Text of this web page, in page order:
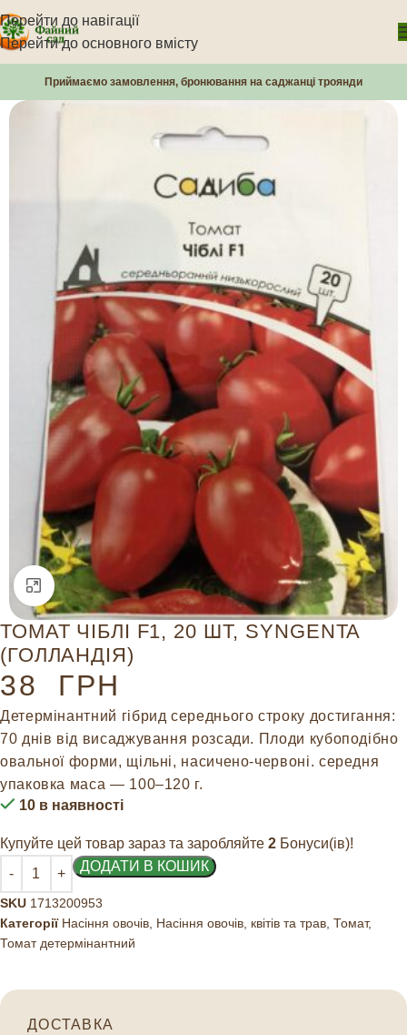
Перейти до навігації
Перейти до основного вмісту
Приймаємо замовлення, бронювання на саджанці троянди
Натисніть, щоб збільшити
ТОМАТ ЧІБЛІ F1, 20 ШТ, SYNGENTA
(ГОЛЛАНДІЯ)
38 ГРН
Детермінантний гібрид середнього строку достигання:
70 днів від висаджування розсади. Плоди кубоподібно
овальної форми, щільні, насичено-червоні. середня
упаковка маса — 100–120 г.
10 в наявності
Купуйте цей товар зараз та заробляйте 2 Бонуси(ів)!
ДОДАТИ В КОШИК
SKU 1713200953
Категорії Насіння овочів Насіння овочів, квітів та трав Томат,
Томат детермінантний
ДОСТАВКА